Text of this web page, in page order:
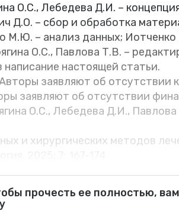
О.С., Лебедева Д.И. –
Д.О. – сбор и обработка
М.Ю. – анализ данных;
О.С., Павлова Т.В. –
написание настоящей статьи.
заявляют об отсутствии
заявляют об отсутствии
О.С., Лебедева Д.И.,
и хирургических методов
собой хроническое гинекологическое
разрастается за пределами
прочесть ее полностью,